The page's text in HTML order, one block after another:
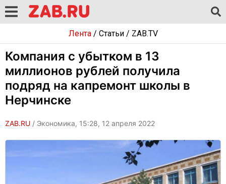
Лента/ Статьи/ ZAB.TV
Компания с убытком в 13
миллионов рублей получила
подряд на капремонт школы в
Нерчинске
ZAB.RU / Экономика, 15:28, 12 апреля 2022